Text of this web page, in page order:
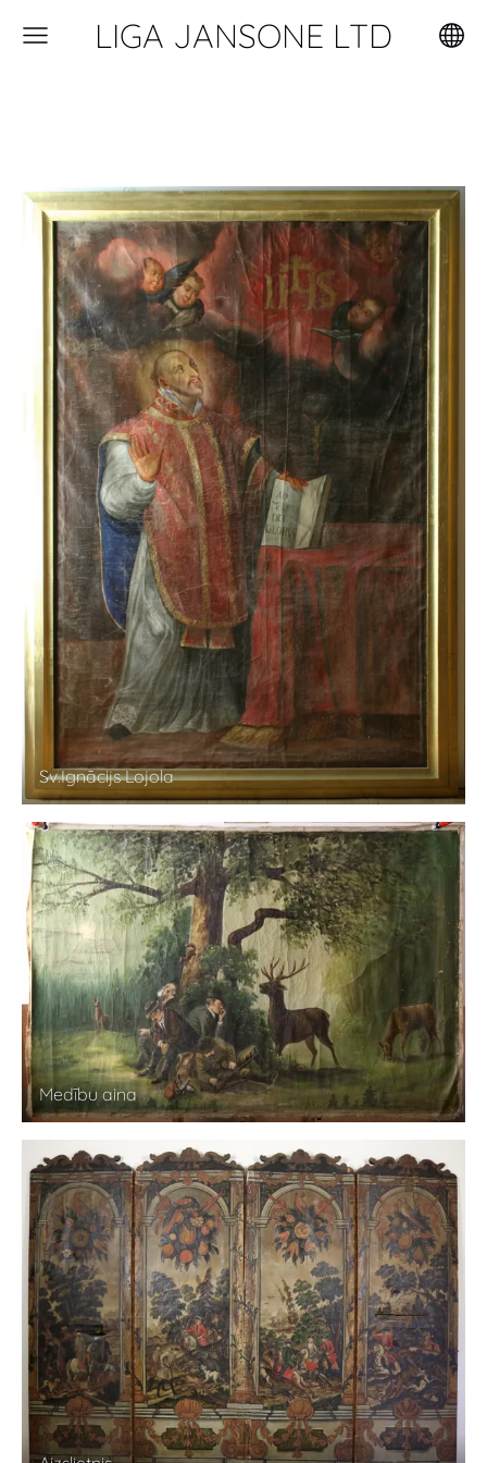
LIGA JANSONE LTD
Sv.Ignācijs Lojola
Medību aina